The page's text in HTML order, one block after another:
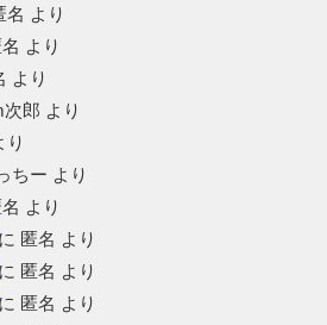
名 より
より
より
次郎 より
り
ちー より
より
匿名 より
匿名 より
匿名 より